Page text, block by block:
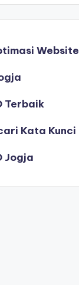
Website
Terbaik
Kata Kunci
Jogja